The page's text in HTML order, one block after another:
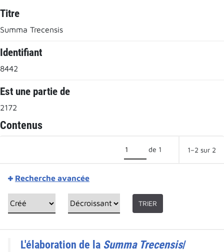
Titre
Summa Trecensis
Identifiant
8442
Est une partie de
2172
Contenus
de 1 1–2 sur 2
Recherche avancée
TRIER
L'élaboration de la Summa Trecensis/